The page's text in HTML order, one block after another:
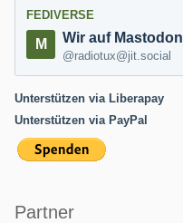
FEDIVERSE
Wir auf Mastodon
@radiotux@jit.social
Unterstützen via Liberapay
Unterstützen via PayPal
Partner